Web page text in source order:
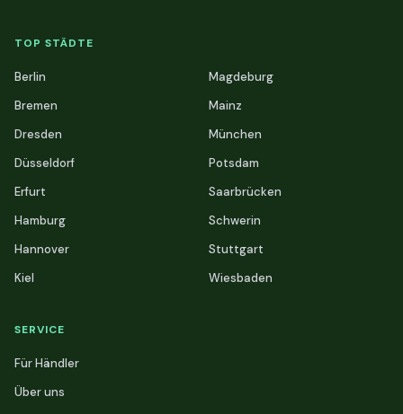
TOP STÄDTE
Berlin
Bremen
Dresden
Düsseldorf
Erfurt
Hamburg
Hannover
Kiel
Magdeburg
Mainz
München
Potsdam
Saarbrücken
Schwerin
Stuttgart
Wiesbaden
SERVICE
Für Händler
Über uns